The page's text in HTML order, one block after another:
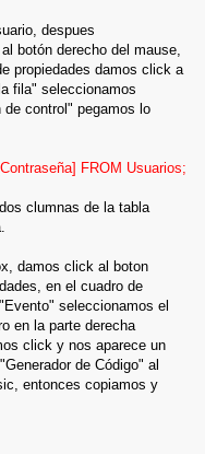
despues
botón derecho del mause,
propiedades damos click a
fila" seleccionamos
control" pegamos lo
FROM Usuarios;
clumnas de la tabla
damos click al boton
en el cuadro de
seleccionamos el
en la parte derecha
click y nos aparece un
de Código" al
entonces copiamos y